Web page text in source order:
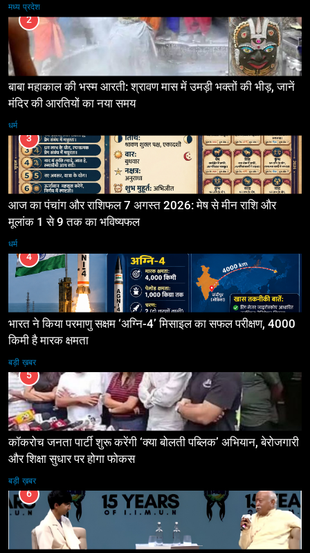
मध्य प्रदेश
2
बाबा महाकाल की भस्म आरती: श्रावण मास में उमड़ी भक्तों की भीड़, जानें
मंदिर की आरतियों का नया समय
धर्म
3
आज का पंचांग और राशिफल 7 अगस्त 2026: मेष से मीन राशि और
मूलांक 1 से 9 तक का भविष्यफल
धर्म
4
भारत ने किया परमाणु सक्षम ‘अग्नि-4’ मिसाइल का सफल परीक्षण, 4000
किमी है मारक क्षमता
बड़ी ख़बर
5
कॉकरोच जनता पार्टी शुरू करेंगी ‘क्या बोलती पब्लिक’ अभियान, बेरोजगारी
और शिक्षा सुधार पर होगा फोकस
बड़ी ख़बर
6